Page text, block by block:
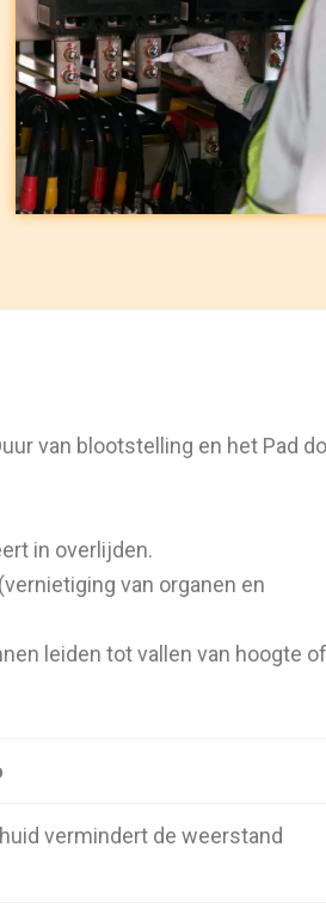
van blootstelling en het Pad
in overlijden.
van organen en
leiden tot vallen van hoogte
vermindert de weerstand